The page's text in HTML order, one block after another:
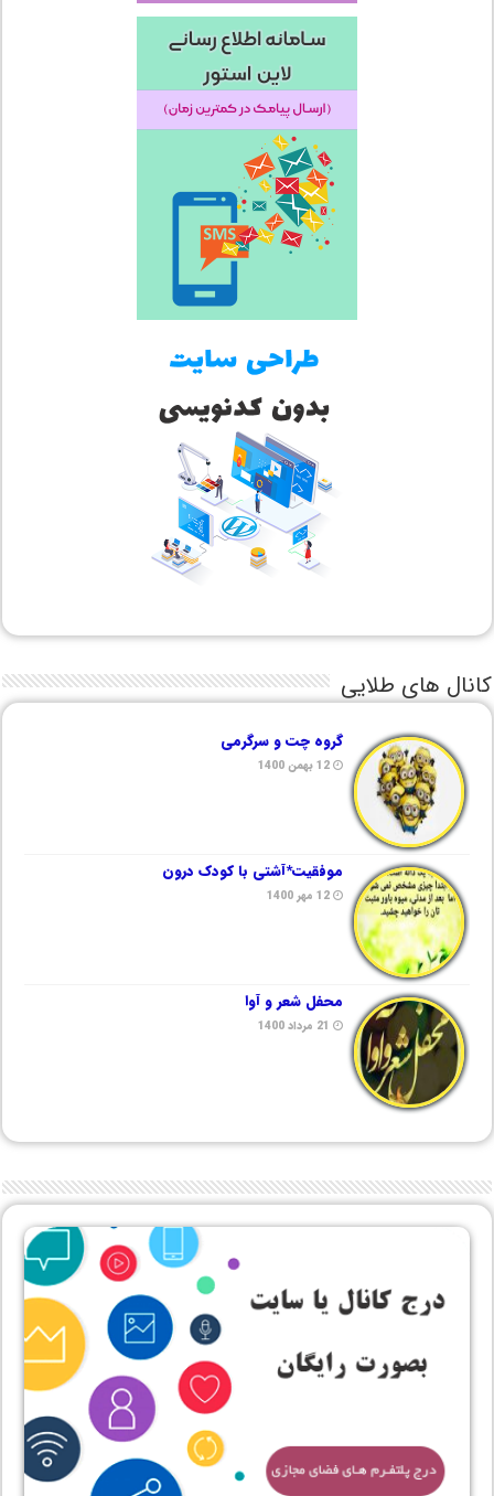
کانال های طلایی
گروه چت و سرگرمی
12 بهمن 1400
موفقیت*آشتی با کودک درون
12 مهر 1400
محفل شعر و آوا
21 مرداد 1400